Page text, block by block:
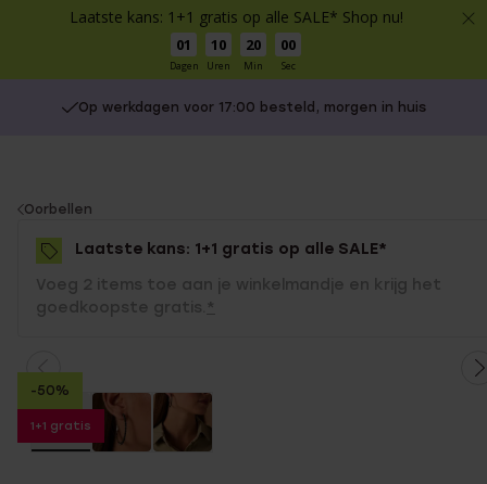
Laatste kans: 1+1 gratis op alle SALE* Shop nu!
01
Dagen
10
Uren
20
Min
00
Sec
Op werkdagen voor 17:00 besteld, morgen in huis
You
are
here:
Oorbellen
Laatste kans: 1+1 gratis op alle SALE*
Voeg 2 items toe aan je winkelmandje en krijg het
goedkoopste gratis. *
-50%
1+1 gratis